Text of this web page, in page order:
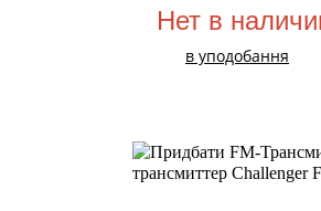
Нет в
в уподобання